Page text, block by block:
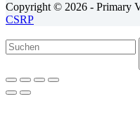
Copyright © 2026 - Primary
CSRP
Keine
Ergebnisse